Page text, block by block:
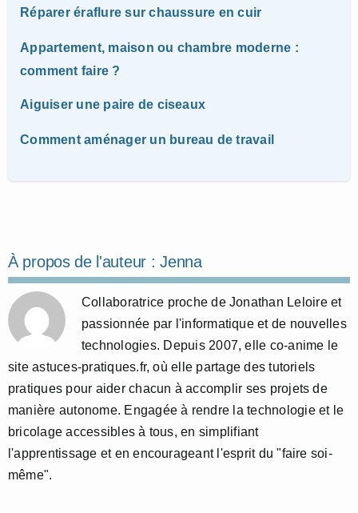
Réparer éraflure sur chaussure en cuir
Appartement, maison ou chambre moderne :
comment faire ?
Aiguiser une paire de ciseaux
Comment aménager un bureau de travail
À propos de l'auteur :Jenna
Collaboratrice proche de Jonathan Leloire et
passionnée par l'informatique et de nouvelles
technologies. Depuis 2007, elle co-anime le
site astuces-pratiques.fr, où elle partage des tutoriels
pratiques pour aider chacun à accomplir ses projets de
manière autonome. Engagée à rendre la technologie et le
bricolage accessibles à tous, en simplifiant
l'apprentissage et en encourageant l'esprit du "faire soi-
même".